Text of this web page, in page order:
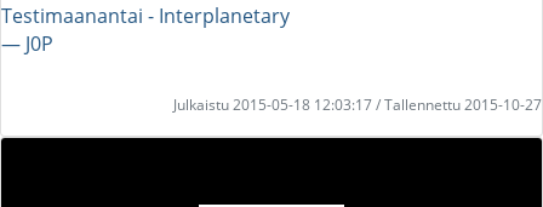
Testimaanantai - Interplanetary
― J0P
Julkaistu 2015-05-18 12:03:17 / Tallennettu 2015-10-27